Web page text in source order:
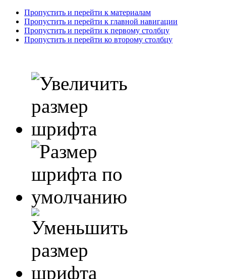
Пропустить и перейти к материалам
Пропустить и перейти к главной навигации
Пропустить и перейти к первому столбцу
Пропустить и перейти ко второму столбцу